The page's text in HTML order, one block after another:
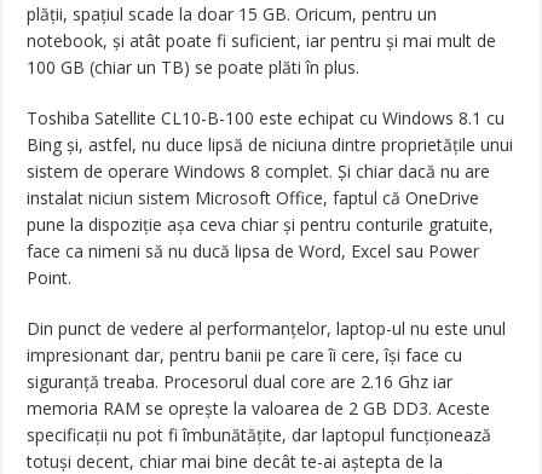
plăţii, spaţiul scade la doar 15 GB. Oricum, pentru un
notebook, şi atât poate fi suficient, iar pentru şi mai mult de
100 GB (chiar un TB) se poate plăti în plus.
Toshiba Satellite CL10-B-100 este echipat cu Windows 8.1 cu
Bing şi, astfel, nu duce lipsă de niciuna dintre proprietăţile unui
sistem de operare Windows 8 complet. Şi chiar dacă nu are
instalat niciun sistem Microsoft Office, faptul că OneDrive
pune la dispoziţie aşa ceva chiar şi pentru conturile gratuite,
face ca nimeni să nu ducă lipsa de Word, Excel sau Power
Point.
Din punct de vedere al performanţelor, laptop-ul nu este unul
impresionant dar, pentru banii pe care îi cere, îşi face cu
siguranţă treaba. Procesorul dual core are 2.16 Ghz iar
memoria RAM se opreşte la valoarea de 2 GB DD3. Aceste
specificaţii nu pot fi îmbunătăţite, dar laptopul funcţionează
totuşi decent, chiar mai bine decât te-ai aştepta de la